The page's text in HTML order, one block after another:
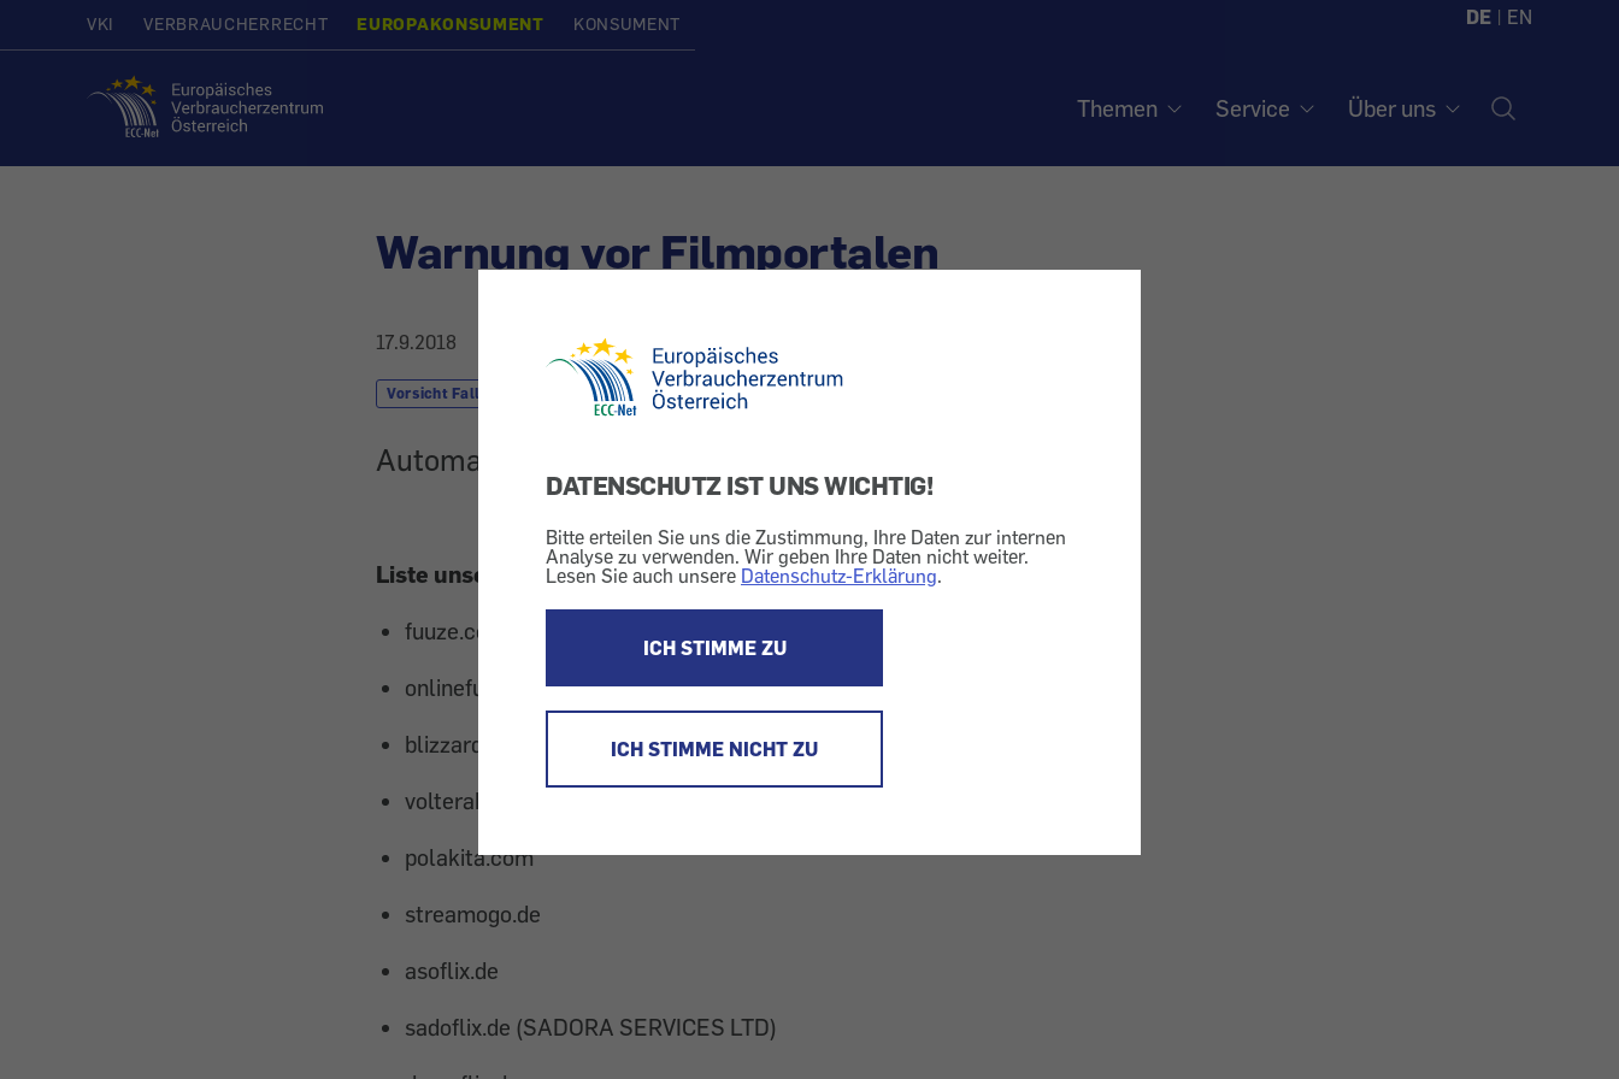
DATENSCHUTZ IST UNS WICHTIG!
Bitte erteilen Sie uns die Zustimmung, Ihre Daten zur internen
Analyse zu verwenden. Wir geben Ihre Daten nicht weiter.
Lesen Sie auch unsere Datenschutz-Erklärung.
ICH STIMME ZU
ICH STIMME NICHT ZU
VKI VERBRAUCHERRECHT EUROPAKONSUMENT KONSUMENT DE | EN
Startseite
Themen Service Über uns
Warnung vor Filmportalen
17.9.2018
Vorsicht Falle Internetabzocke Betrugsmaschen
Automatische Vertragsverlängerung
Liste unseriöser Filmportale:
fuuze.com
onlinefuntime.com
blizzardtime.com
volterak.com
polakita.com
streamogo.de
asoflix.de
sadoflix.de (SADORA SERVICES LTD)